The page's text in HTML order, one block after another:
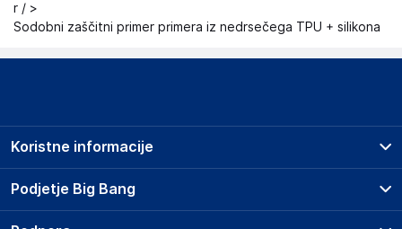
r / >
Sodobni zaščitni primer primera iz nedrsečega TPU + silikona
Podjetje Big Bang
O podjetju
Koristne informacije
Prodajna mesta